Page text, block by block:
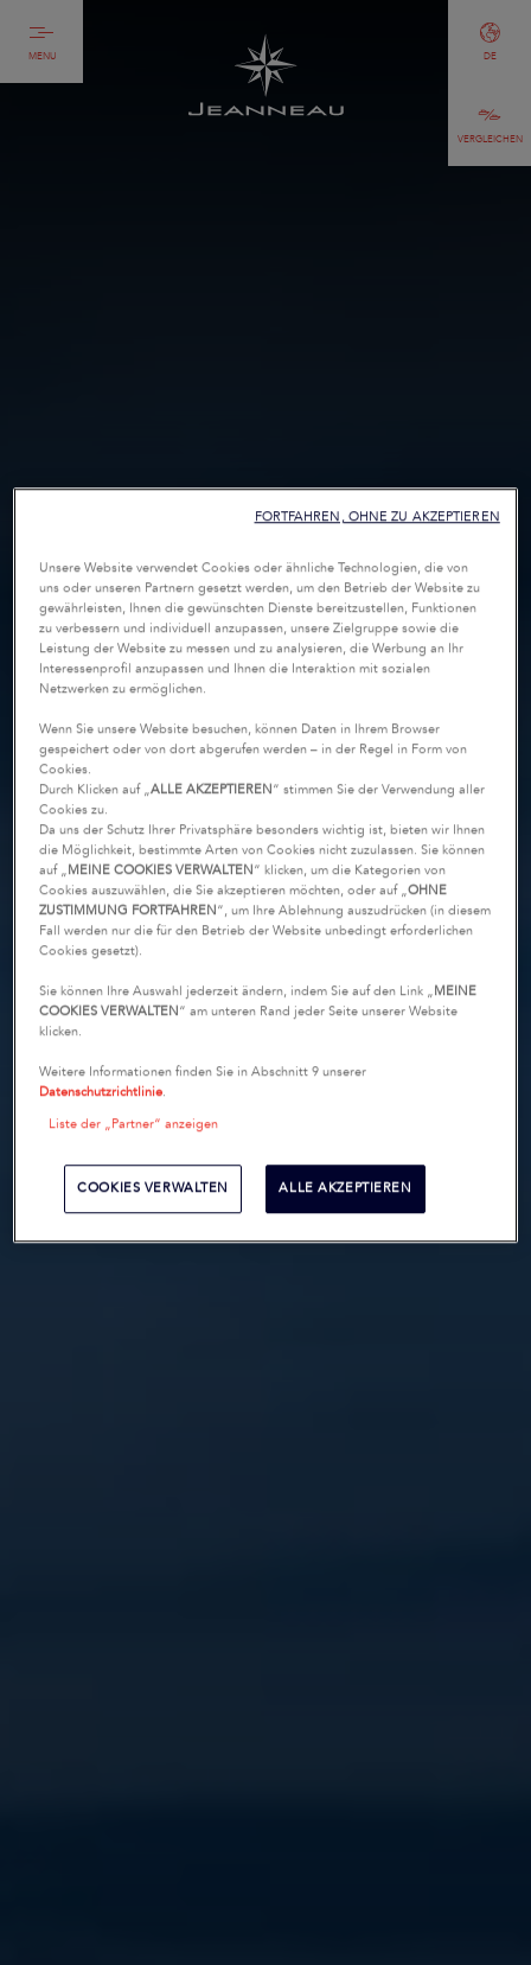
MENU
VERGLEICHEN
DE
Unsere Website verwendet Cookies oder ähnliche Technologien, die von
uns oder unseren Partnern gesetzt werden, um den Betrieb der Website zu
gewährleisten, Ihnen die gewünschten Dienste bereitzustellen, Funktionen
zu verbessern und individuell anzupassen, unsere Zielgruppe sowie die
Leistung der Website zu messen und zu analysieren, die Werbung an Ihr
Interessenprofil anzupassen und Ihnen die Interaktion mit sozialen
Netzwerken zu ermöglichen.
Wenn Sie unsere Website besuchen, können Daten in Ihrem Browser
gespeichert oder von dort abgerufen werden – in der Regel in Form von
Cookies.
Durch Klicken auf „ALLE AKZEPTIEREN“ stimmen Sie der Verwendung aller
Cookies zu.
Da uns der Schutz Ihrer Privatsphäre besonders wichtig ist, bieten wir Ihnen
die Möglichkeit, bestimmte Arten von Cookies nicht zuzulassen. Sie können
auf „MEINE COOKIES VERWALTEN“ klicken, um die Kategorien von
Cookies auszuwählen, die Sie akzeptieren möchten, oder auf „OHNE
ZUSTIMMUNG FORTFAHREN“, um Ihre Ablehnung auszudrücken (in diesem
Fall werden nur die für den Betrieb der Website unbedingt erforderlichen
Cookies gesetzt).
Sie können Ihre Auswahl jederzeit ändern, indem Sie auf den Link „MEINE
COOKIES VERWALTEN“ am unteren Rand jeder Seite unserer Website
klicken.
Weitere Informationen finden Sie in Abschnitt 9 unserer
Datenschutzrichtlinie.
Liste der „Partner“ anzeigen
COOKIES VERWALTEN ALLE AKZEPTIEREN
FORTFAHREN, OHNE ZU AKZEPTIEREN